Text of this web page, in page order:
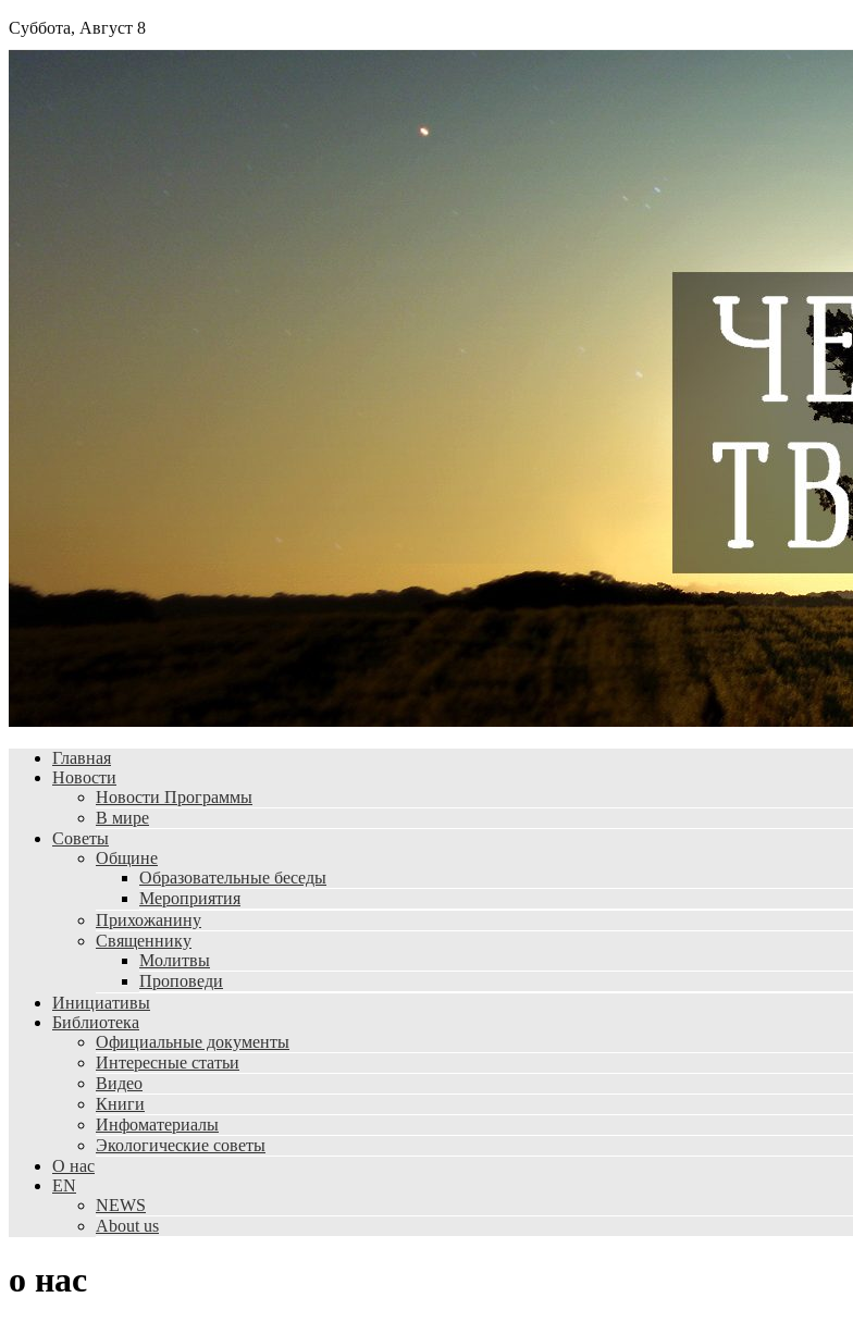
Суббота, Август 8
Главная
Новости
Новости Программы
В мире
Советы
Общине
Образовательные беседы
Мероприятия
Прихожанину
Священнику
Молитвы
Проповеди
Инициативы
Библиотека
Официальные документы
Интересные статьи
Видео
Книги
Инфоматериалы
Экологические советы
О нас
EN
NEWS
About us
о нас